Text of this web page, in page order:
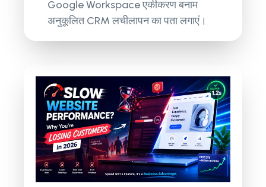
Google Workspace एकीकरण बनाम
अनुकूलित CRM लचीलापन का पता लगाएं।